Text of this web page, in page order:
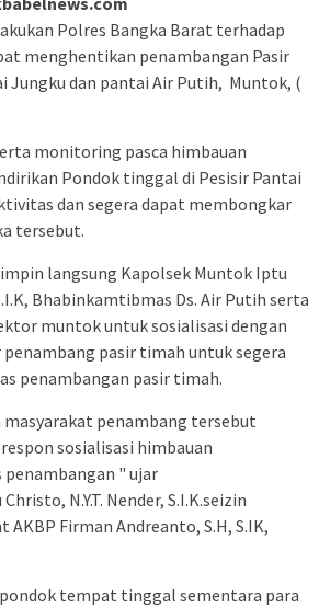
Polres Bangka Barat terhadap
menghentikan penambangan Pasir
Jungku dan pantai Air Putih, Muntok, (
monitoring pasca himbauan
Pondok tinggal di Pesisir Pantai
dan segera dapat membongkar
tersebut.
langsung Kapolsek Muntok Iptu
Bhabinkamtibmas Ds. Air Putih serta
muntok untuk sosialisasi dengan
pasir timah untuk segera
penambangan pasir timah.
masyarakat penambang tersebut
sosialisasi himbauan
" ujar
N.Y.T. Nender, S.I.K.seizin
AKBP Firman Andreanto, S.H, S.IK,
tempat tinggal sementara para